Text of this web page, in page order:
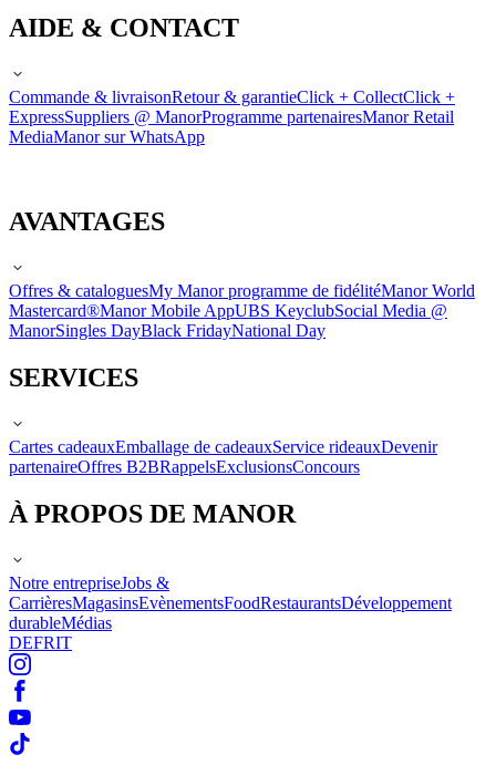
AIDE & CONTACT
Commande & livraisonRetour & garantieClick + CollectClick +
ExpressSuppliers @ ManorProgramme partenairesManor Retail
MediaManor sur WhatsApp
AVANTAGES
Offres & cataloguesMy Manor programme de fidélitéManor World
Mastercard®Manor Mobile AppUBS KeyclubSocial Media @
ManorSingles DayBlack FridayNational Day
SERVICES
Cartes cadeauxEmballage de cadeauxService rideauxDevenir
partenaireOffres B2BRappelsExclusionsConcours
À PROPOS DE MANOR
Notre entrepriseJobs &
CarrièresMagasinsEvènementsFoodRestaurantsDéveloppement
durableMédias
DEFRIT